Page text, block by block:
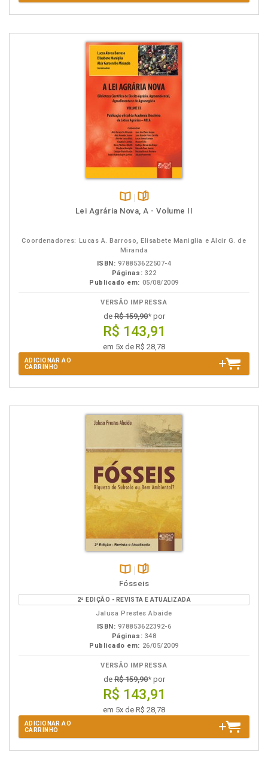
Disponível
páginas
Lei Agrária Nova, A - Volume II
Coordenadores: Lucas A. Barroso, Elisabete Maniglia e Alcir G. de
Miranda
ISBN: 978853622507-4
Páginas: 322
Publicado em: 05/08/2009
VERSÃO IMPRESSA
deR$ 159,90* por
R$ 143,91
em 5x de R$ 28,78
ADICIONAR AO
CARRINHO
Disponível
na
B.V.
páginas
Fósseis
2ª EDIÇÃO - REVISTA E ATUALIZADA
Jalusa Prestes Abaide
ISBN: 978853622392-6
Páginas: 348
Publicado em: 26/05/2009
VERSÃO IMPRESSA
deR$ 159,90* por
R$ 143,91
em 5x de R$ 28,78
ADICIONAR AO
CARRINHO